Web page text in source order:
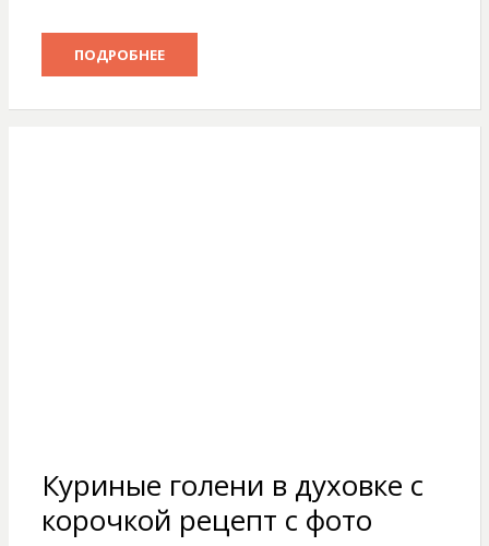
ПОДРОБНЕЕ
Куриные голени в духовке с
корочкой рецепт с фото